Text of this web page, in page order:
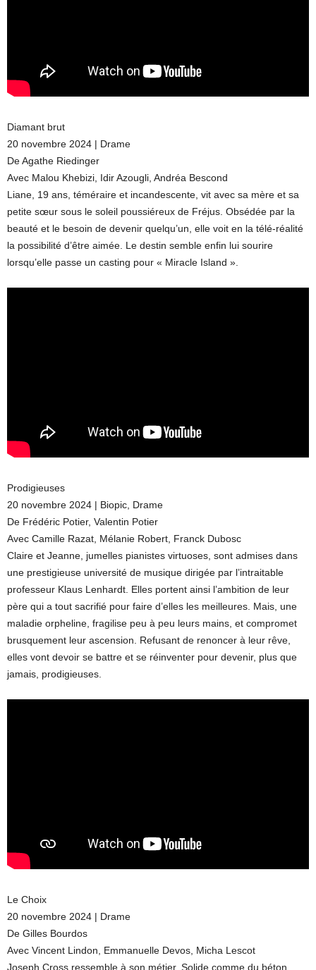
Diamant brut
20 novembre 2024 | Drame
De Agathe Riedinger
Avec Malou Khebizi, Idir Azougli, Andréa Bescond
Liane, 19 ans, téméraire et incandescente, vit avec sa mère et sa
petite sœur sous le soleil poussiéreux de Fréjus. Obsédée par la
beauté et le besoin de devenir quelqu’un, elle voit en la télé-réalité
la possibilité d’être aimée. Le destin semble enfin lui sourire
lorsqu’elle passe un casting pour « Miracle Island ».
Prodigieuses
20 novembre 2024 | Biopic, Drame
De Frédéric Potier, Valentin Potier
Avec Camille Razat, Mélanie Robert, Franck Dubosc
Claire et Jeanne, jumelles pianistes virtuoses, sont admises dans
une prestigieuse université de musique dirigée par l’intraitable
professeur Klaus Lenhardt. Elles portent ainsi l’ambition de leur
père qui a tout sacrifié pour faire d’elles les meilleures. Mais, une
maladie orpheline, fragilise peu à peu leurs mains, et compromet
brusquement leur ascension. Refusant de renoncer à leur rêve,
elles vont devoir se battre et se réinventer pour devenir, plus que
jamais, prodigieuses.
Le Choix
20 novembre 2024 | Drame
De Gilles Bourdos
Avec Vincent Lindon, Emmanuelle Devos, Micha Lescot
Joseph Cross ressemble à son métier. Solide comme du béton.